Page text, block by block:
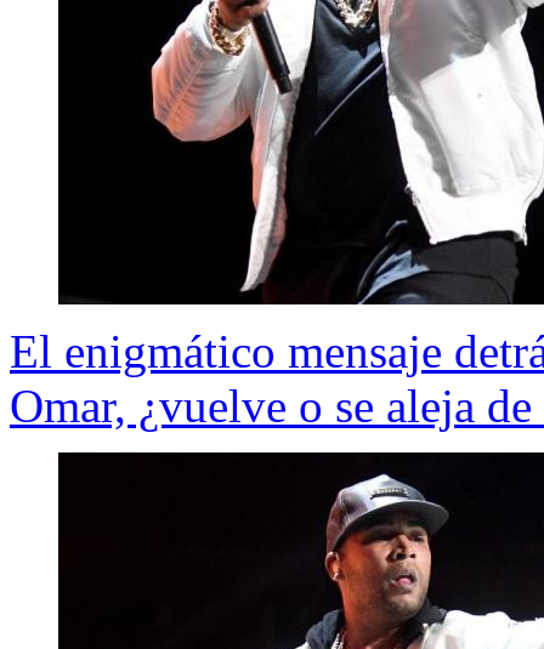
El enigmático mensaje
Omar, ¿vuelve o se aleja